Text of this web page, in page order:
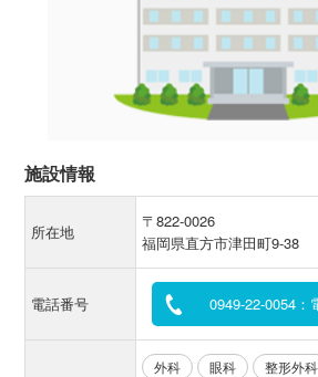
施設情報
所在地
〒822-0026
福岡県直方市津田町9-38
電話番号 0949-22-0054：
外科 眼科 整形外科